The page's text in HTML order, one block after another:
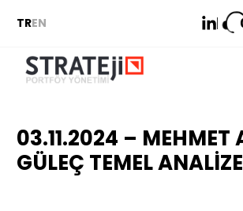
atlaTREN
03.11.2024 – MEHMET
GÜLEÇ TEMEL